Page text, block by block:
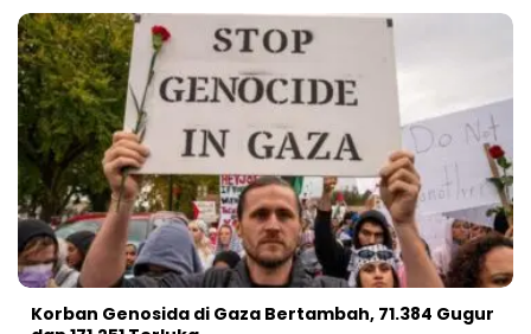
Korban Genosida di Gaza Bertambah, 71.384 Gugur